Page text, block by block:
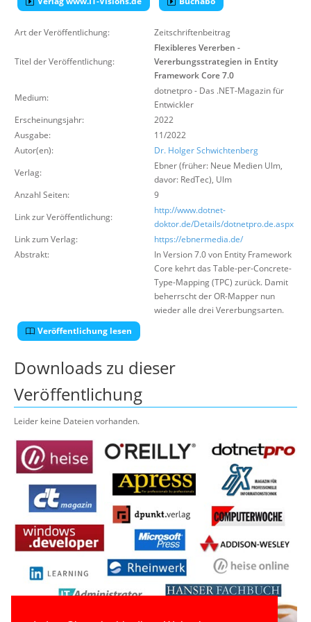
Über uns
Suche
Art der Veröffentlichung: Zeitschriftenbeitrag
Titel der Veröffentlichung:
Flexibleres Vererben -
Vererbungsstrategien in Entity
Framework Core 7.0
Medium:
dotnetpro - Das .NET-Magazin für
Entwickler
Erscheinungsjahr:
2022
Ausgabe:
11/2022
Autor(en):
Dr. Holger Schwichtenberg
Verlag:
Ebner (früher: Neue Medien Ulm,
davor: RedTec), Ulm
Anzahl Seiten:
9
Link zur Veröffentlichung:
http://www.dotnet-
doktor.de/Details/dotnetpro.de.aspx
Link zum Verlag:
https://ebnermedia.de/
Abstrakt:
In Version 7.0 von Entity Framework
Core kehrt das Table-per-Concrete-
Type-Mapping (TPC) zurück. Damit
beherrscht der OR-Mapper nun
wieder alle drei Vererbungsarten.
Veröffentlichung lesen
Downloads zu dieser
Veröffentlichung
Leider keine Dateien vorhanden.